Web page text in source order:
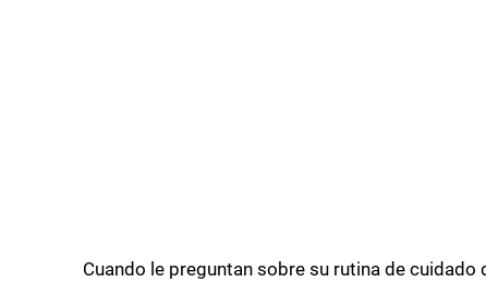
Cuando le preguntan sobre su rutina de cuidado